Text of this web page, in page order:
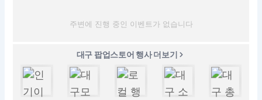
주변에 진행 중인 이벤트가 없습니다
대구 팝업스토어 행사 더보기